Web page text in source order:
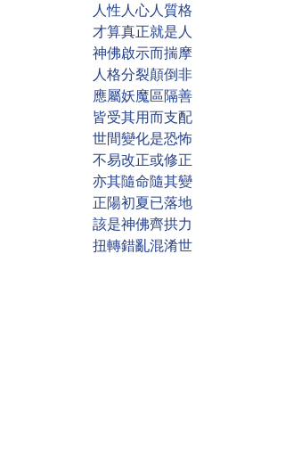
人性人心人質格
才算真正就是人
神佛啟示而揣摩
人格分裂顛倒非
應屬妖魔區隔善
皆受其用而支配
世間變化是恐怖
不易改正或修正
亦其隨命隨其變
正陽初夏已落地
該是神佛齊拱力
扭轉錯亂混淆世